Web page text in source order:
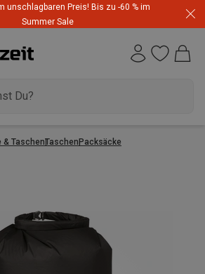
unschlagbaren Preis! Bis zu -60 % im
Summer Sale
& TaschenTaschenPacksäcke